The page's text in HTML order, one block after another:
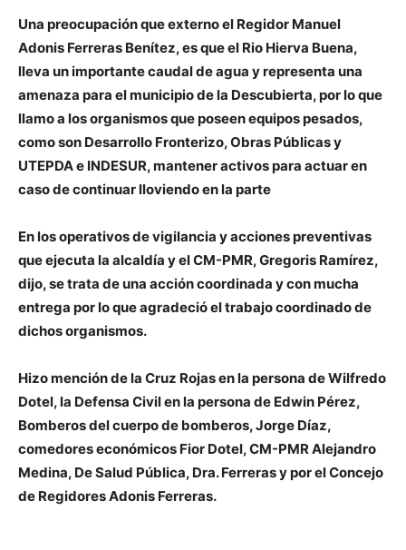
Una preocupación que externo el Regidor Manuel
Adonis Ferreras Benítez, es que el Rio Hierva Buena,
lleva un importante caudal de agua y representa una
amenaza para el municipio de la Descubierta, por lo que
llamo a los organismos que poseen equipos pesados,
como son Desarrollo Fronterizo, Obras Públicas y
UTEPDA e INDESUR, mantener activos para actuar en
caso de continuar lloviendo en la parte
En los operativos de vigilancia y acciones preventivas
que ejecuta la alcaldía y el CM-PMR, Gregoris Ramírez,
dijo, se trata de una acción coordinada y con mucha
entrega por lo que agradeció el trabajo coordinado de
dichos organismos.
Hizo mención de la Cruz Rojas en la persona de Wilfredo
Dotel, la Defensa Civil en la persona de Edwin Pérez,
Bomberos del cuerpo de bomberos, Jorge Díaz,
comedores económicos Fior Dotel, CM-PMR Alejandro
Medina, De Salud Pública, Dra. Ferreras y por el Concejo
de Regidores Adonis Ferreras.